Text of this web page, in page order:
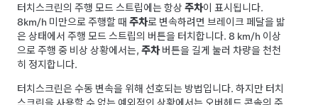
터치스크린의 주행 모드 스트립에는 항상 주차이 표시됩니다.
8km/h 미만으로 주행할 때 주차로 변속하려면 브레이크 페달을 밟
은 상태에서 주행 모드 스트립의 버튼을 터치합니다. 8 km/h 이상
으로 주행 중 비상 상황에서는, 주차버튼을 길게 눌러 차량을 천천
히 정지합니다.
터치스크린은 수동 변속을 위해 선호되는 방법입니다. 하지만 터치